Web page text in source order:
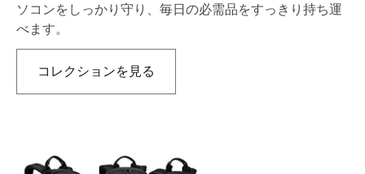
ソコンをしっかり守り、毎日の必需品をすっきり持ち運
べます。
コレクションを見る新しいタブで開きます